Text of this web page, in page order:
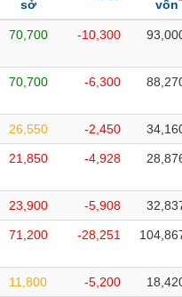
sở
vốn
70,700 -10,300
70,700 -6,300
26,550 -2,450
21,850 -4,928
23,900 -5,908
71,200 -28,251
11,800 -5,200